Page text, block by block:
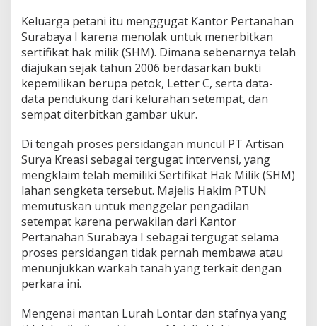
Keluarga petani itu menggugat Kantor Pertanahan
Surabaya I karena menolak untuk menerbitkan
sertifikat hak milik (SHM). Dimana sebenarnya telah
diajukan sejak tahun 2006 berdasarkan bukti
kepemilikan berupa petok, Letter C, serta data-
data pendukung dari kelurahan setempat, dan
sempat diterbitkan gambar ukur.
Di tengah proses persidangan muncul PT Artisan
Surya Kreasi sebagai tergugat intervensi, yang
mengklaim telah memiliki Sertifikat Hak Milik (SHM)
lahan sengketa tersebut. Majelis Hakim PTUN
memutuskan untuk menggelar pengadilan
setempat karena perwakilan dari Kantor
Pertanahan Surabaya I sebagai tergugat selama
proses persidangan tidak pernah membawa atau
menunjukkan warkah tanah yang terkait dengan
perkara ini.
Mengenai mantan Lurah Lontar dan stafnya yang